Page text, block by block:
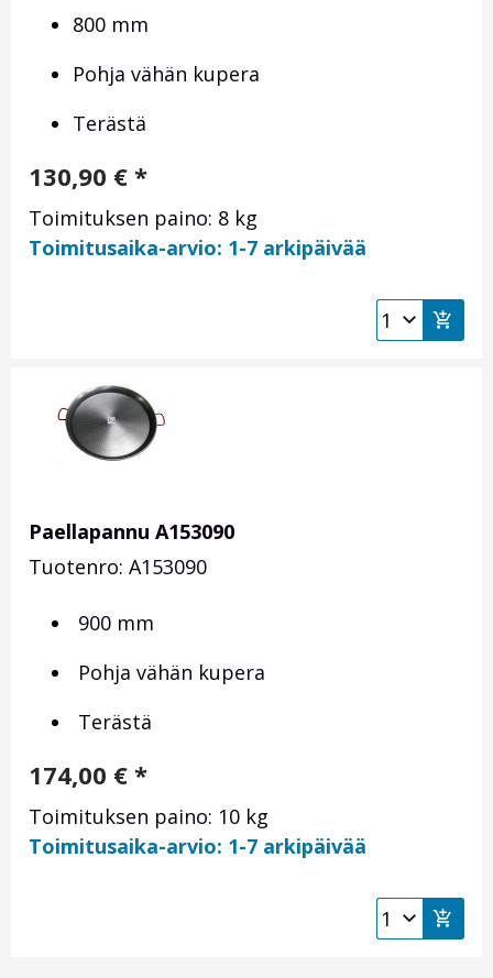
800 mm
Pohja vähän kupera
Terästä
130,90 € *
Toimituksen paino: 8 kg
Toimitusaika-arvio: 1-7 arkipäivää
Paellapannu A153090
Tuotenro: A153090
900 mm
Pohja vähän kupera
Terästä
174,00 € *
Toimituksen paino: 10 kg
Toimitusaika-arvio: 1-7 arkipäivää